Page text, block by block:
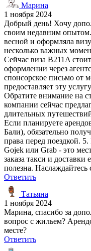
Марина
1 ноября 2024
Добрый день! Хочу
своим недавним
весной и оформляла
несколько важных
Сейчас виза B211A
оформлении через
спонсорское письмо от
предоставляет эту
Обратите внимание на
компании сейчас
длительных
Если планируете
Бали), обязательно
права перед поездкой.
Gojek или Grab - это
заказа такси и
полезна.
Ответить
Татьяна
1 ноября 2024
Марина, спасибо за
вопрос с жильем?
месте?
Ответить